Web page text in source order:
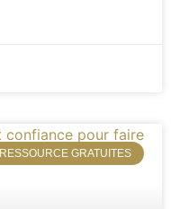
RESSOURCE GRATUITES